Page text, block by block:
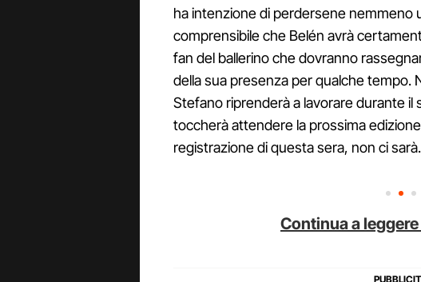
ha intenzione di perdersene nemmeno
comprensibile che Belén avrà
fan del ballerino che dovranno
della sua presenza per qualche tempo.
Stefano riprenderà a lavorare durante il
toccherà attendere la prossima
registrazione di questa sera, non ci sarà.
Continua a